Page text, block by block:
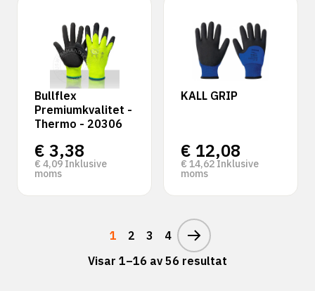
Bullflex
Premiumkvalitet -
Thermo - 20306
€ 3,38
€ 4,09 Inklusive
moms
KALL GRIP
€ 12,08
€ 14,62 Inklusive
moms
1 2 3
4
Visar 1–16 av 56 resultat